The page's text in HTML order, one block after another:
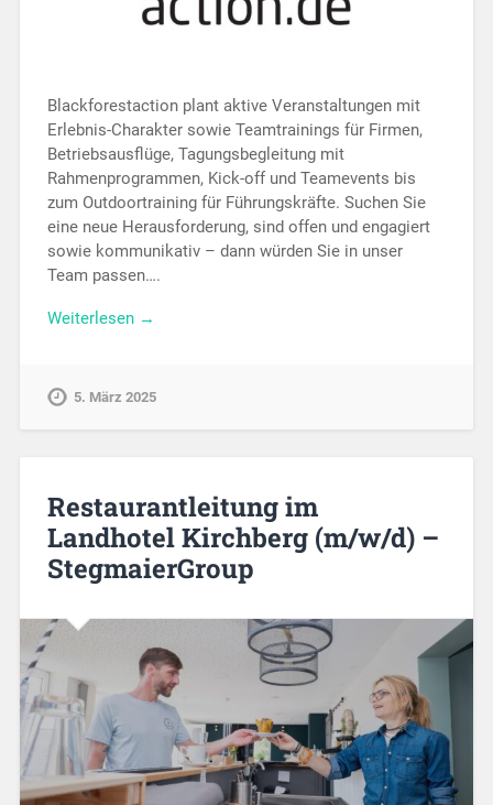
Blackforestaction plant aktive Veranstaltungen mit
Erlebnis-Charakter sowie Teamtrainings für Firmen,
Betriebsausflüge, Tagungsbegleitung mit
Rahmenprogrammen, Kick-off und Teamevents bis
zum Outdoortraining für Führungskräfte. Suchen Sie
eine neue Herausforderung, sind offen und engagiert
sowie kommunikativ – dann würden Sie in unser
Team passen….
Weiterlesen →
5. März 2025
Restaurantleitung im
Landhotel Kirchberg (m/w/d) –
StegmaierGroup